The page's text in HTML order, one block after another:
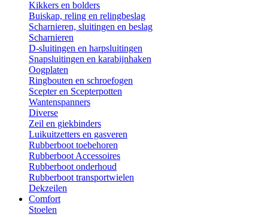
Kikkers en bolders
Buiskap, reling en relingbeslag
Scharnieren, sluitingen en beslag
Scharnieren
D-sluitingen en harpsluitingen
Snapsluitingen en karabijnhaken
Oogplaten
Ringbouten en schroefogen
Scepter en Scepterpotten
Wantenspanners
Diverse
Zeil en giekbinders
Luikuitzetters en gasveren
Rubberboot toebehoren
Rubberboot Accessoires
Rubberboot onderhoud
Rubberboot transportwielen
Dekzeilen
Comfort
Stoelen